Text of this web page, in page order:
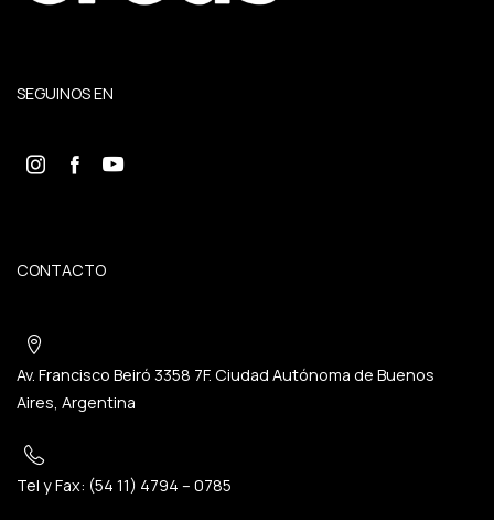
SEGUINOS EN
CONTACTO
Av. Francisco Beiró 3358 7F. Ciudad Autónoma de Buenos
Aires, Argentina
Tel y Fax: (54 11) 4794 – 0785